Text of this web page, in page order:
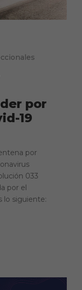
por
19
por
033
por el
lo siguiente: